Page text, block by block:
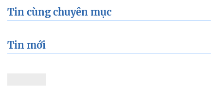
Tin cùng chuyên mục
Tin mới